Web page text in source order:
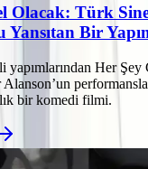
Olacak: Türk
Bir
yapımlarından Her
bir komedi filmi.